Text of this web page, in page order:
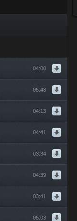
04:00
05:48
04:13
04:41
03:34
04:39
03:41
05:03